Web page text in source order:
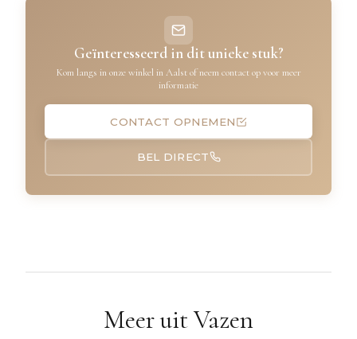
Geïnteresseerd in dit unieke stuk?
Kom langs in onze winkel in Aalst of neem contact op voor meer
informatie
CONTACT OPNEMEN
BEL DIRECT
Meer uit Vazen